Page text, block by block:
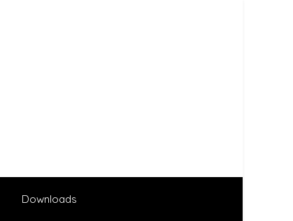
Downloads